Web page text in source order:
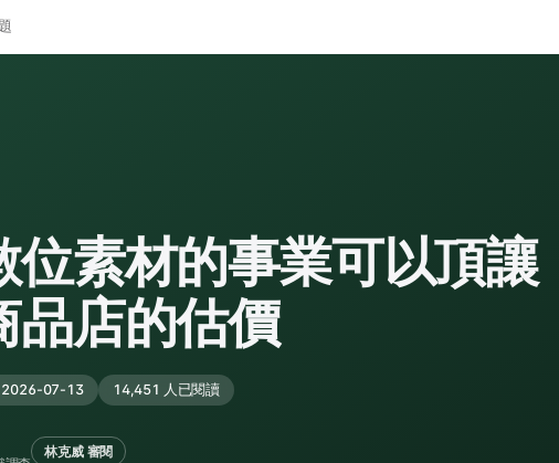
位素材的事業可以頂讓
品店的估價
2026-07-13 14,451 人已閱讀
林克威 審閱